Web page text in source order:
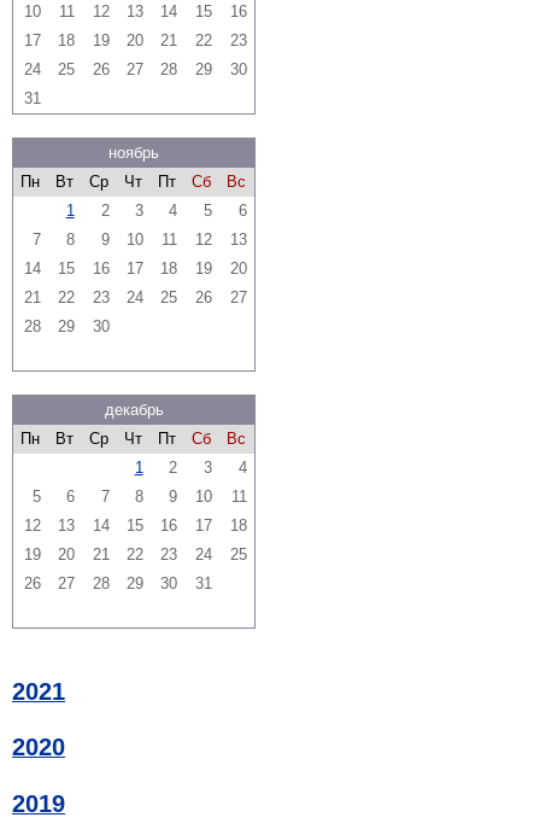
10
11 12 13 14 15
16
17
18 19 20 21 22
23
24
25 26 27 28 29
30
31
ноябрь
Пн
Вт Ср Чт Пт Сб
Вс
1
2 3 4 5
6
7
8 9 10 11 12
13
14
15 16 17 18 19
20
21
22 23 24 25 26
27
28
29 30
декабрь
Пн
Вт Ср Чт Пт Сб
Вс
1
2 3
4
5
6 7 8 9 10
11
12
13 14 15 16 17
18
19
20 21 22 23 24
25
26
27 28 29 30 31
2021
2020
2019